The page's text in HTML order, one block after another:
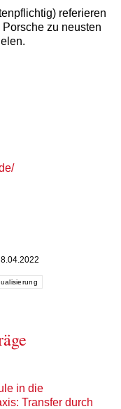
referieren
zu neusten
in die
Transfer durch